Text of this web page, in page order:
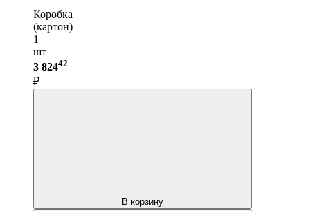
Коробка
(картон)
1
шт —
3 82442
₽
В корзину